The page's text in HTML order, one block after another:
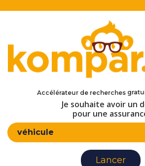
Accélérateur de recherches
Je souhaite avoir un
pour une
véhicule
Lancer